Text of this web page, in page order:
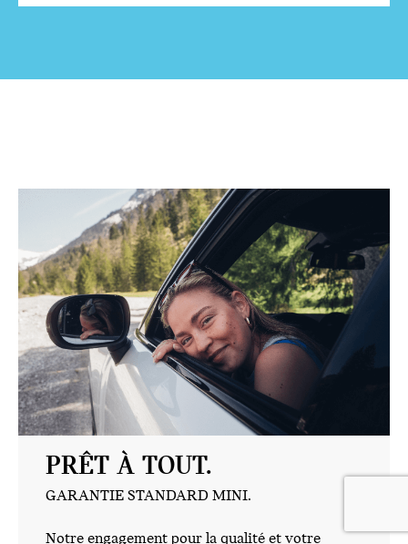
PRÊT À TOUT.
GARANTIE STANDARD MINI.
Notre engagement pour la qualité et votre